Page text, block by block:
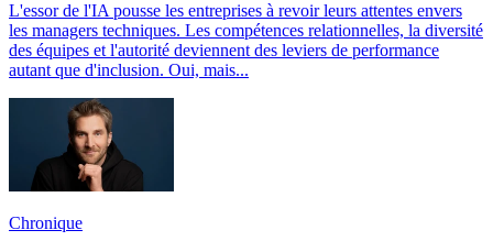
L'essor de l'IA pousse les entreprises à revoir leurs attentes envers
les managers techniques. Les compétences relationnelles, la diversité
des équipes et l'autorité deviennent des leviers de performance
autant que d'inclusion. Oui, mais...
Chronique